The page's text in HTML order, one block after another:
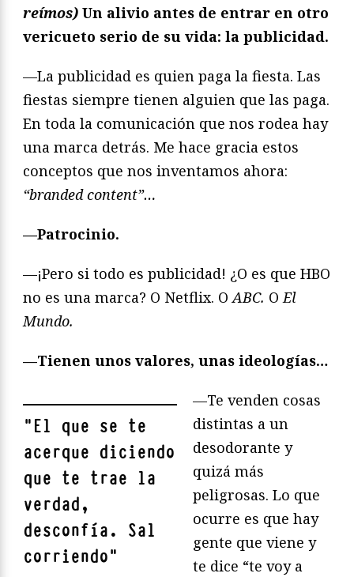
reímos) Un alivio antes de entrar en otro
vericueto serio de su vida: la publicidad.
—La publicidad es quien paga la fiesta. Las
fiestas siempre tienen alguien que las paga.
En toda la comunicación que nos rodea hay
una marca detrás. Me hace gracia estos
conceptos que nos inventamos ahora:
“branded content”…
—Patrocinio.
—¡Pero si todo es publicidad! ¿O es que HBO
no es una marca? O Netflix. OABC. OEl
Mundo.
—Tienen unos valores, unas ideologías…
"El que se te
acerque diciendo
que te trae la
verdad,
desconfía. Sal
corriendo"
—Te venden cosas
distintas a un
desodorante y
quizá más
peligrosas. Lo que
ocurre es que hay
gente que viene y
te dice “te voy a